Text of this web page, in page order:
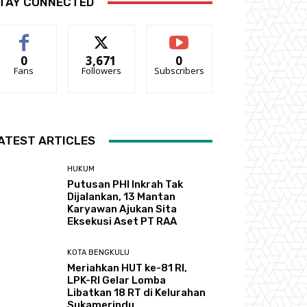
0
Fans
3,671
Followers
0
Subscribers
ARTICLES
HUKUM
Putusan PHI Inkrah Tak
Dijalankan, 13 Mantan
Karyawan Ajukan Sita
Eksekusi Aset PT RAA
KOTA BENGKULU
Meriahkan HUT ke-81 RI,
LPK-RI Gelar Lomba
Libatkan 18 RT di Kelurahan